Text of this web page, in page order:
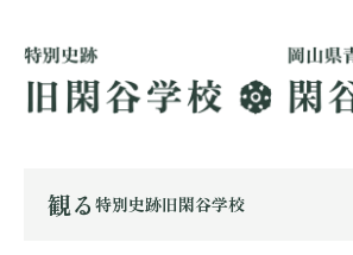
観る 特別史跡旧閑谷学校